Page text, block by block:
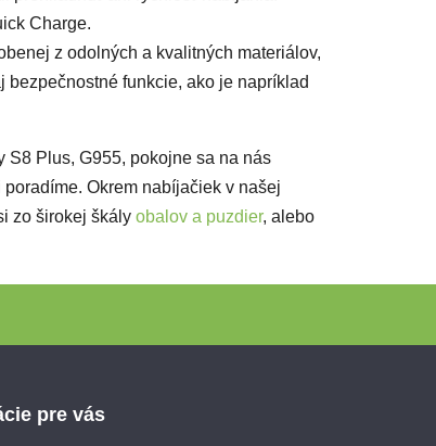
Charge.
z odolných a kvalitných materiálov,
funkcie, ako je napríklad
S8 Plus, G955, pokojne sa na nás
Okrem nabíjačiek v našej
zo širokej škály obalov a puzdier, alebo
pre vás